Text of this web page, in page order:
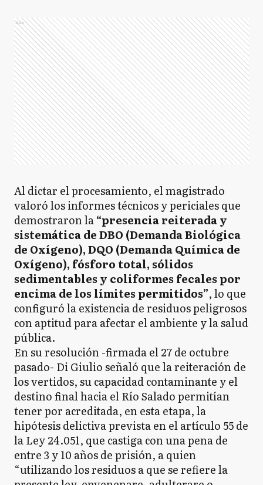
Ads
Al dictar el procesamiento, el magistrado
valoró los informes técnicos y periciales que
demostraron la“presencia reiterada y
sistemática de DBO (Demanda Biológica
de Oxígeno), DQO (Demanda Química de
Oxígeno), fósforo total, sólidos
sedimentables y coliformes fecales por
encima de los límites permitidos”, lo que
configuró la existencia de residuos peligrosos
con aptitud para afectar el ambiente y la salud
pública.
En su resolución -firmada el 27 de octubre
pasado- Di Giulio señaló que la reiteración de
los vertidos, su capacidad contaminante y el
destino final hacia el Río Salado permitían
tener por acreditada, en esta etapa, la
hipótesis delictiva prevista en el artículo 55 de
la Ley 24.051, que castiga con una pena de
entre 3 y 10 años de prisión, a quien
“utilizando los residuos a que se refiere la